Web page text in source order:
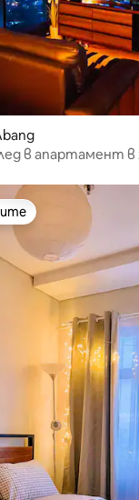
в апартамент